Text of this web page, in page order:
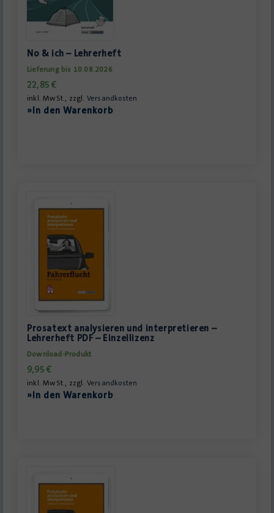
No & ich – Lehrerheft
Lieferung bis 10.08.2026
22,85€
inkl. MwSt., zzgl. Versandkosten
»In den Warenkorb
Prosatext analysieren und interpretieren –
Lehrerheft PDF – Einzellizenz
Download-Produkt
9,95 €
inkl. MwSt., zzgl. Versandkosten
»In den Warenkorb